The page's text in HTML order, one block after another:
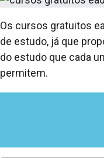
Os cursos gratuitos
de estudo, já que
do estudo que cada
permitem.